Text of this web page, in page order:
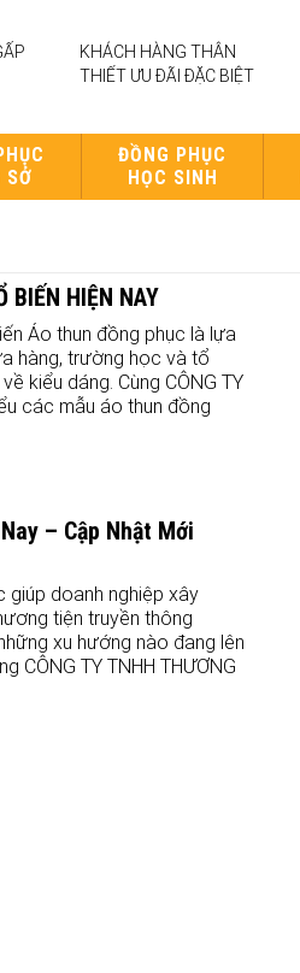
KHÁCH HÀNG THÂN
THIẾT ƯU ĐÃI ĐẶC BIỆT
SỞ
ĐỒNG PHỤC
HỌC SINH
BIẾN HIỆN NAY
Áo thun đồng phục là lựa
hàng, trường học và tổ
kiểu dáng. Cùng CÔNG TY
các mẫu áo thun đồng
– Cập Nhật Mới
giúp doanh nghiệp xây
tiện truyền thông
xu hướng nào đang lên
CÔNG TY TNHH THƯƠNG